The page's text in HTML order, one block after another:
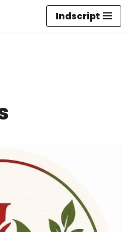
Indscript